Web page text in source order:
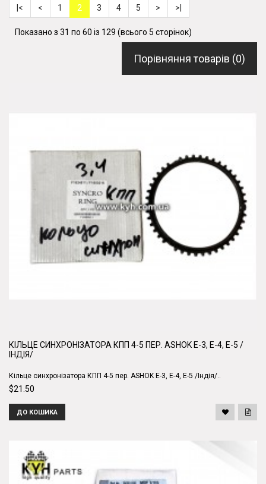
|< < 1 2 3 4 5 > >|
Показано з 31 по 60 із 129 (всього 5 сторінок)
Порівняння товарів (0)
КІЛЬЦЕ СИНХРОНІЗАТОРА КПП 4-5 ПЕР. ASHOK E-3, E-4, E-5 /
ІНДІЯ/
Кільце синхронізатора КПП 4-5 пер. ASHOK E-3, E-4, E-5 /Індія/..
$21.50
ДО КОШИКА